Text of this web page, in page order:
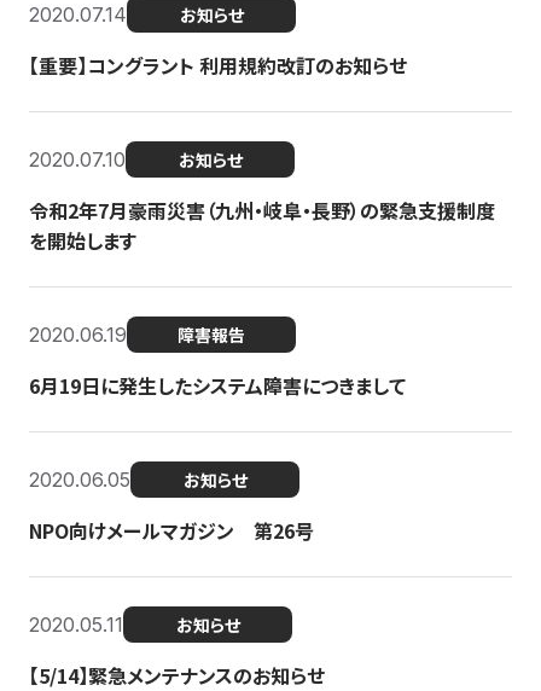
2020.07.14 お知らせ
【重要】コングラント 利用規約改訂のお知らせ
2020.07.10 お知らせ
令和2年7月豪雨災害（九州・岐阜・長野）の緊急支援制度
を開始します
2020.06.19 障害報告
6月19日に発生したシステム障害につきまして
2020.06.05 お知らせ
NPO向けメールマガジン 第26号
2020.05.11 お知らせ
【5/14】緊急メンテナンスのお知らせ